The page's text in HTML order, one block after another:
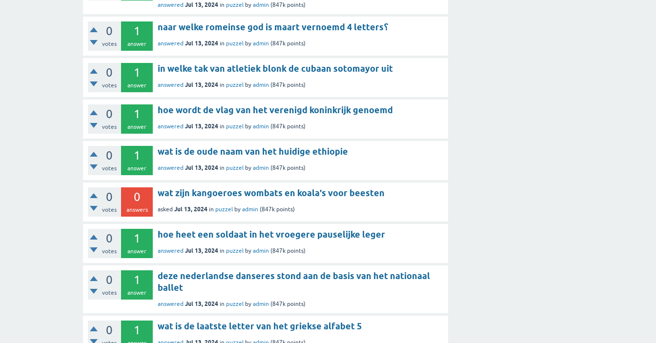
answered Jul 13, 2024 in puzzel by admin (847k points)
0
votes
1
answer
naar welke romeinse god is maart vernoemd 4 letters؟
answered Jul 13, 2024 in puzzel by admin (847k points)
0
votes
1
answer
in welke tak van atletiek blonk de cubaan sotomayor uit
answered Jul 13, 2024 in puzzel by admin (847k points)
0
votes
1
answer
hoe wordt de vlag van het verenigd koninkrijk genoemd
answered Jul 13, 2024 in puzzel by admin (847k points)
0
votes
1
answer
wat is de oude naam van het huidige ethiopie
answered Jul 13, 2024 in puzzel by admin (847k points)
0
votes
0
answers
wat zijn kangoeroes wombats en koala's voor beesten
asked Jul 13, 2024 in puzzel by admin (847k points)
0
votes
1
answer
hoe heet een soldaat in het vroegere pauselijke leger
answered Jul 13, 2024 in puzzel by admin (847k points)
0
votes
1
answer
deze nederlandse danseres stond aan de basis van het nationaal
ballet
answered Jul 13, 2024 in puzzel by admin (847k points)
0 1 wat is de laatste letter van het griekse alfabet 5